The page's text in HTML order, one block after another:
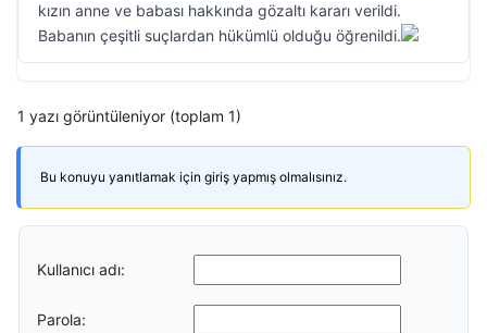
kızın anne ve babası hakkında gözaltı kararı verildi.
Babanın çeşitli suçlardan hükümlü olduğu öğrenildi.
1 yazı görüntüleniyor (toplam 1)
Bu konuyu yanıtlamak için giriş yapmış olmalısınız.
Kullanıcı adı:
Parola: